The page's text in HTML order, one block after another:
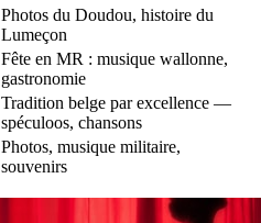
Photos du Doudou, histoire du
Lumeçon
Fête en MR : musique wallonne,
gastronomie
Tradition belge par excellence —
spéculoos, chansons
Photos, musique militaire,
souvenirs